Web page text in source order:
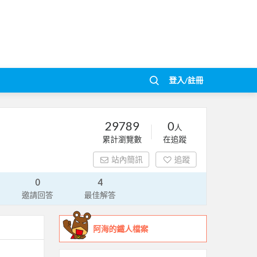
登入/註冊
29789
累計瀏覽數
0人
在追蹤
站內簡訊 追蹤
0
邀請回答
4
最佳解答
阿海的鐵人檔案